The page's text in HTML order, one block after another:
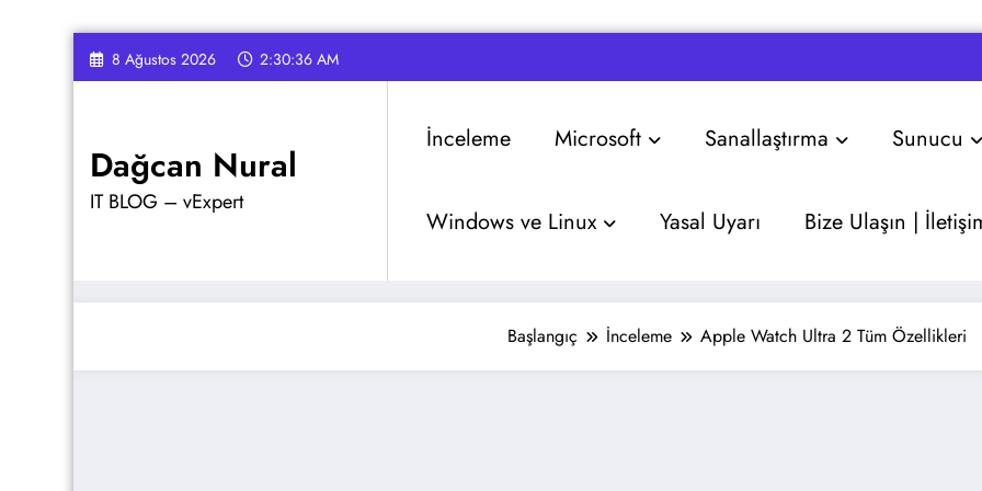
İçeriğe
atla
8 Ağustos 2026 2:30:37 AM
Dağcan Nural
IT BLOG – vExpert
İnceleme Microsoft Sanallaştırma Sunucu
Windows ve Linux Yasal Uyarı Bize Ulaşın |
Başlangıç İnceleme Apple Watch Ultra 2 Tüm Özellikleri